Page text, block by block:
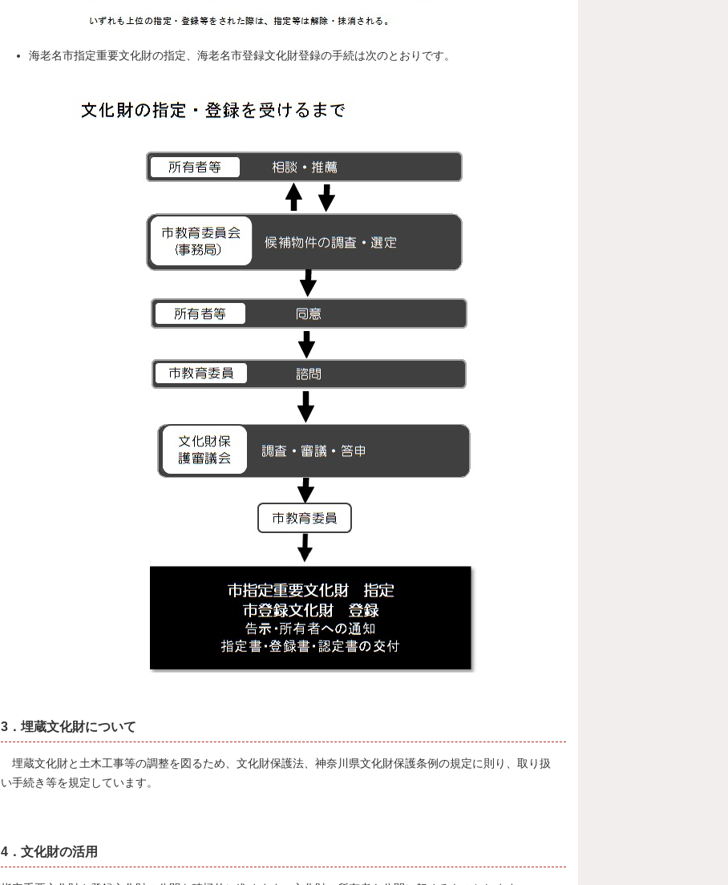
海老名市指定重要文化財の指定、海老名市登録文化財登録の手続は次のとおりです。
3．埋蔵文化財について
埋蔵文化財と土木工事等の調整を図るため、文化財保護法、神奈川県文化財保護条例の規定に則り、取り扱
い手続き等を規定しています。
4．文化財の活用